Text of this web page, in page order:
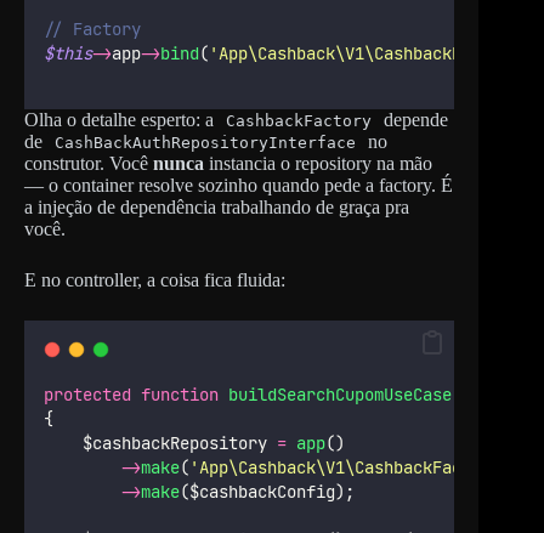
// Factory
$this->app->bind( 'App\Cashback\V1\CashbackFactory
Olha o detalhe esperto: a CashbackFactory
depende
de
CashBackAuthRepositoryInterface
no
construtor. Você nunca instancia o repository na mão
— o container resolve sozinho quando pede a factory. É
a injeção de dependência trabalhando de graça pra
você.
E no controller, a coisa fica fluida:
protected function buildSearchCupomUseCase
{
    $cashbackRepository
= app()
->make( 'App\Cashback\V1\CashbackFactory
->make($cashbackConfig);